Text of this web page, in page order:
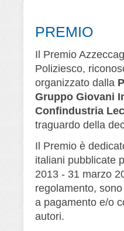
PREMIO
Il Premio
Poliziesco,
organizzato dalla
Gruppo Giovani
Confindustria
traguardo della
Il Premio è
italiani pubblicate
2013 - 31 marzo
regolamento,
a pagamento e/o
autori.